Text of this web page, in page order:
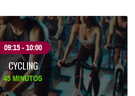
09:15 - 10:00
CYCLING
45 MINUTOS